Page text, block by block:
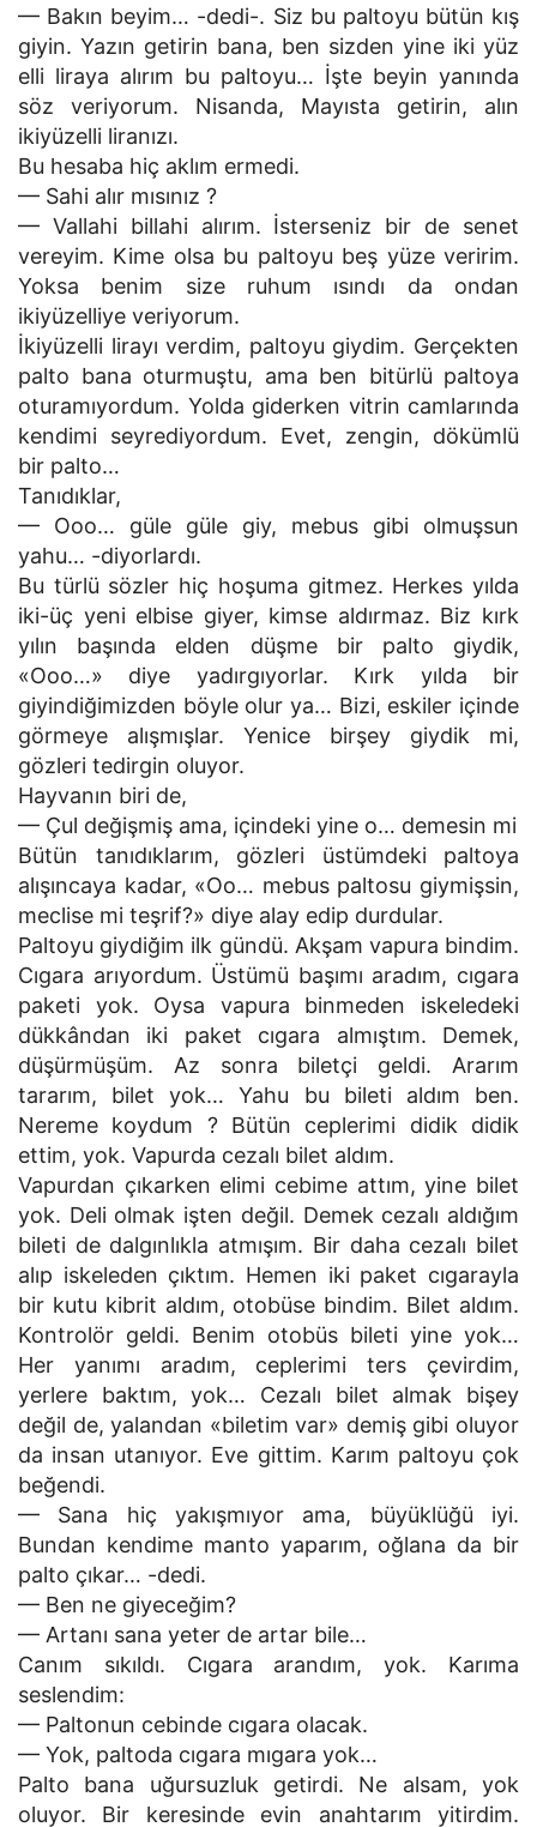
— Bakın beyim… -dedi-. Siz bu paltoyu bütün kış
giyin. Yazın getirin bana, ben sizden yine iki yüz
elli liraya alırım bu paltoyu… İşte beyin yanında
söz veriyorum. Nisanda, Mayısta getirin, alın
ikiyüzelli liranızı.
Bu hesaba hiç aklım ermedi.
— Sahi alır mısınız ?
— Vallahi billahi alırım. İsterseniz bir de senet
vereyim. Kime olsa bu paltoyu beş yüze veririm.
Yoksa benim size ruhum ısındı da ondan
ikiyüzelliye veriyorum.
İkiyüzelli lirayı verdim, paltoyu giydim. Gerçekten
palto bana oturmuştu, ama ben bitürlü paltoya
oturamıyordum. Yolda giderken vitrin camlarında
kendimi seyrediyordum. Evet, zengin, dökümlü
bir palto…
Tanıdıklar,
— Ooo… güle güle giy, mebus gibi olmuşsun
yahu… -diyorlardı.
Bu türlü sözler hiç hoşuma gitmez. Herkes yılda
iki-üç yeni elbise giyer, kimse aldırmaz. Biz kırk
yılın başında elden düşme bir palto giydik,
«Ooo…» diye yadırgıyorlar. Kırk yılda bir
giyindiğimizden böyle olur ya… Bizi, eskiler içinde
görmeye alışmışlar. Yenice birşey giydik mi,
gözleri tedirgin oluyor.
Hayvanın biri de,
— Çul değişmiş ama, içindeki yine o… demesin mi
Bütün tanıdıklarım, gözleri üstümdeki paltoya
alışıncaya kadar, «Oo… mebus paltosu giymişsin,
meclise mi teşrif?» diye alay edip durdular.
Paltoyu giydiğim ilk gündü. Akşam vapura bindim.
Cıgara arıyordum. Üstümü başımı aradım, cıgara
paketi yok. Oysa vapura binmeden iskeledeki
dükkândan iki paket cıgara almıştım. Demek,
düşürmüşüm. Az sonra biletçi geldi. Ararım
tararım, bilet yok… Yahu bu bileti aldım ben.
Nereme koydum ? Bütün ceplerimi didik didik
ettim, yok. Vapurda cezalı bilet aldım.
Vapurdan çıkarken elimi cebime attım, yine bilet
yok. Deli olmak işten değil. Demek cezalı aldığım
bileti de dalgınlıkla atmışım. Bir daha cezalı bilet
alıp iskeleden çıktım. Hemen iki paket cıgarayla
bir kutu kibrit aldım, otobüse bindim. Bilet aldım.
Kontrolör geldi. Benim otobüs bileti yine yok…
Her yanımı aradım, ceplerimi ters çevirdim,
yerlere baktım, yok… Cezalı bilet almak bişey
değil de, yalandan «biletim var» demiş gibi oluyor
da insan utanıyor. Eve gittim. Karım paltoyu çok
beğendi.
— Sana hiç yakışmıyor ama, büyüklüğü iyi.
Bundan kendime manto yaparım, oğlana da bir
palto çıkar… -dedi.
— Ben ne giyeceğim?
— Artanı sana yeter de artar bile…
Canım sıkıldı. Cıgara arandım, yok. Karıma
seslendim:
— Paltonun cebinde cıgara olacak.
— Yok, paltoda cıgara mıgara yok…
Palto bana uğursuzluk getirdi. Ne alsam, yok
oluyor. Bir keresinde evin anahtarım yitirdim.